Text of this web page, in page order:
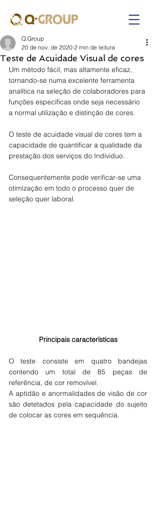
Teste de Acuidade Visual de cores
Q.Group
20 de nov. de 2020 2 min de leitura
Um método fácil, mas altamente eficaz,
tornando-se numa excelente ferramenta
analítica na seleção de colaboradores para
funções especificas onde seja necessário
a normal utilização e distinção de cores.
O teste de acuidade visual de cores tem a
capacidade de quantificar a qualidade da
prestação dos serviços do Individuo.
Consequentemente pode verificar-se uma
otimização em todo o processo quer de
seleção quer laboral.
Principais características
O teste consiste em quatro bandejas
contendo um total de 85 peças de
referência, de cor removível.
A aptidão e anormalidades de visão de cor
são detetados pela capacidade do sujeito
de colocar as cores em sequência.